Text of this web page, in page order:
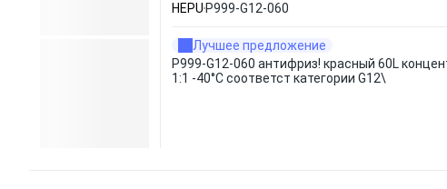
HEPU P999-G12-060
Лучшее предложение
P999-G12-060 антифриз! красный 60L
1:1 -40°C соответст категории G12\